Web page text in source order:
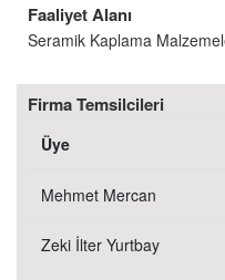
Faaliyet Alanı
Seramik Kaplama
Firma Temsilcileri
Üye
Mehmet Mercan
Zeki İlter Yurtbay